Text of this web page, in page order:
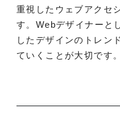
重視したウェブアクセ
す。Webデザイナーと
したデザインのトレン
ていくことが大切です。